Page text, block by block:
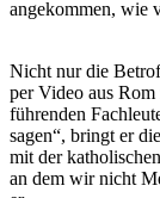
angekommen, wie
Nicht nur die
per Video aus Rom
führenden
sagen“, bringt er
mit der
an dem wir nicht